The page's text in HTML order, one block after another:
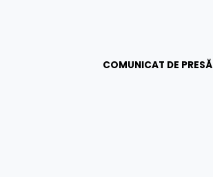
COMUNICAT DE PRESĂ